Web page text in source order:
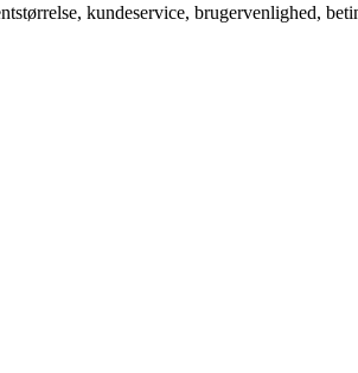
kundeservice, brugervenlighed,